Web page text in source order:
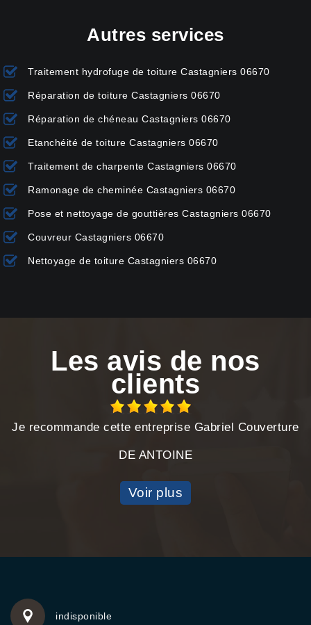
Autres services
Traitement hydrofuge de toiture Castagniers 06670
Réparation de toiture Castagniers 06670
Réparation de chéneau Castagniers 06670
Etanchéité de toiture Castagniers 06670
Traitement de charpente Castagniers 06670
Ramonage de cheminée Castagniers 06670
Pose et nettoyage de gouttières Castagniers 06670
Couvreur Castagniers 06670
Nettoyage de toiture Castagniers 06670
Les avis de nos
clients
Je recommande cette entreprise Gabriel Couverture
DE ANTOINE
Voir plus
indisponible